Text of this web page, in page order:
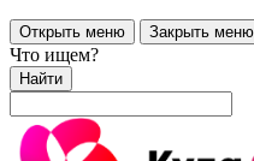
Открыть меню Закрыть меню
Что ищем?
Найти